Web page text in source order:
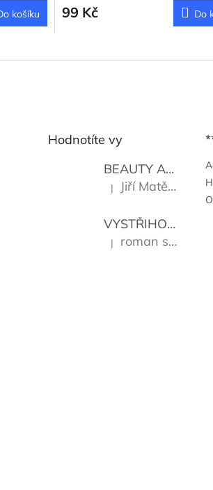
košíku 99 Kč Do
Hodnotíte vy
BEAUTY AND THE BEAT
Hodnocení produktu je 5
| Jiří Matějů
VYSTŘIHOVÁNKY - PRAŽSKÉ PAMÁTKY
Hodnocení produktu je 5
| roman sekanina